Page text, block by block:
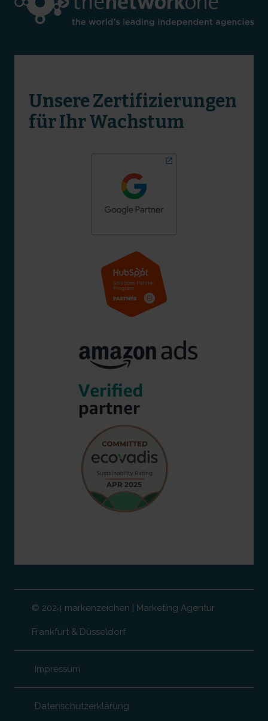
Unsere Zertifizierungen
für Ihr Wachstum
© 2024 markenzeichen | Marketing Agentur
Frankfurt & Düsseldorf
Impressum
Datenschutzerklärung